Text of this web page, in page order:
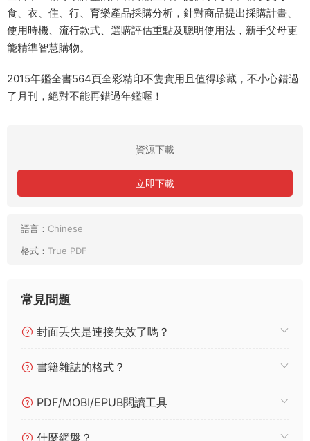
食、衣、住、行、育樂產品採購分析，針對商品提出採購計畫、
使用時機、流行款式、選購評估重點及聰明使用法，新手父母更
能精準智慧購物。
2015年鑑全書564頁全彩精印不隻實用且值得珍藏，不小心錯過
了月刊，絕對不能再錯過年鑑喔！
資源下載
立即下載
語言： Chinese
格式： True PDF
常見問題
封面丢失是連接失效了嗎？
書籍雜誌的格式？
PDF/MOBI/EPUB閱讀工具
什麼網盤？